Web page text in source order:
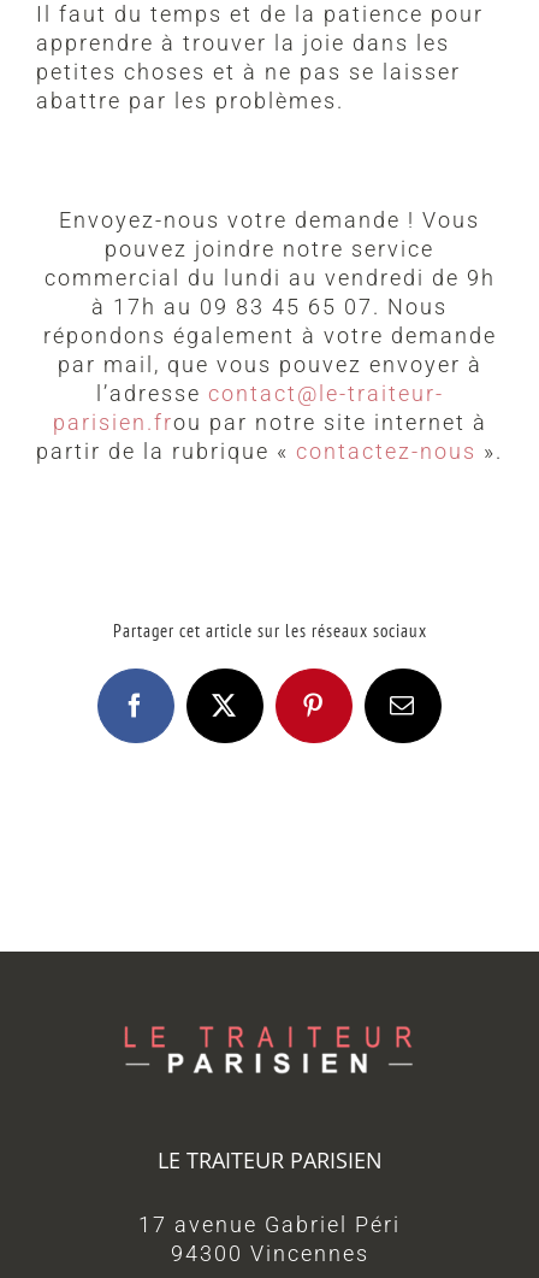
Il faut du temps et de la patience pour
apprendre à trouver la joie dans les
petites choses et à ne pas se laisser
abattre par les problèmes.
Envoyez-nous votre demande ! Vous
pouvez joindre notre service
commercial du lundi au vendredi de 9h
à 17h au 09 83 45 65 07. Nous
répondons également à votre demande
par mail, que vous pouvez envoyer à
l’adresse contact@le-traiteur-
parisien.frou par notre site internet à
partir de la rubrique « contactez-nous ».
Partager cet article sur les réseaux sociaux
Facebook
X PinterestEmail
LE TRAITEUR PARISIEN
17 avenue Gabriel Péri
94300 Vincennes